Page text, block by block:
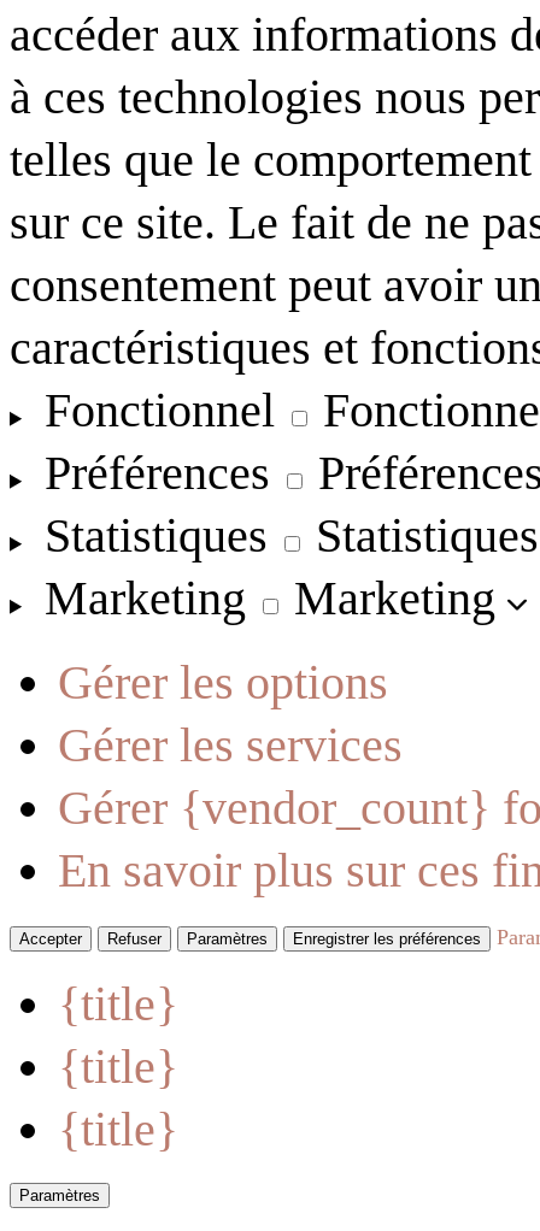
accéder aux informations
à ces technologies nous
telles que le
sur ce site. Le fait de ne
consentement peut avoir
caractéristiques et
Fonctionnel
Préférences
Statistiques
Statistiques
Marketing
Marketing
Gérer les options
Gérer les services
Gérer {vendor_count}
En savoir plus sur ces
Accepter Refuser Paramètres Enregistrer les préférences
{title}
{title}
{title}
Paramètres